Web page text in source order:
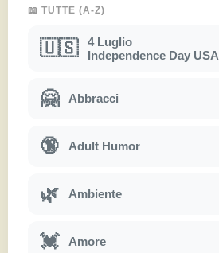
📖 TUTTE (A-Z)
🇺🇸
4 Luglio
Independence Day USA
🤗 Abbracci
🔞 Adult Humor
🌿 Ambiente
💓 Amore